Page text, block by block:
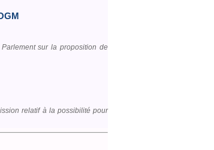
sur la proposition de
relatif à la possibilité pour